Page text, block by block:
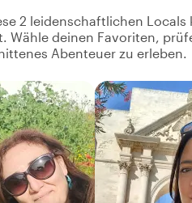
2 leidenschaftlichen
Wähle deinen Favoriten,
Abenteuer zu erleben.